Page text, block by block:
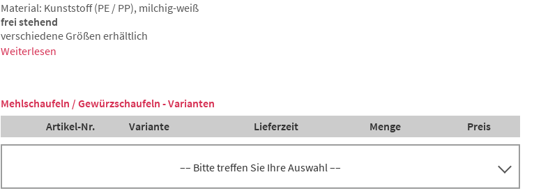
Material: Kunststoff (PE / PP), milchig-weiß
frei stehend
verschiedene Größen erhältlich
Weiterlesen
Mehlschaufeln / Gewürzschaufeln - Varianten
Artikel-Nr.
Variante Lieferzeit Menge Preis
–– Bitte treffen Sie Ihre Auswahl ––